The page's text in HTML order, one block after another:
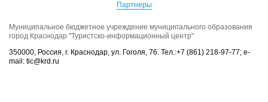
Партнеры
Муниципальное бюджетное учреждение муниципального образования
город Краснодар "Туристско-информационный центр"
350000, Россия, г. Краснодар, ул. Гоголя, 76. Тел.:+7 (861) 218-97-77; e-
mail: tic@krd.ru